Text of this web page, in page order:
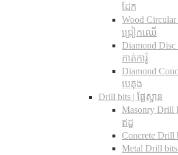
ដែក
Wood Circular
ជ្រៀកឈើ
Diamond Disc
កាត់ការ៉ូ
Diamond
បេតុង
Drill bits |​ ផ្លែស្វាន
Masonry Drill
ឥដ្ឋ
Concrete Drill
Metal Drill bits